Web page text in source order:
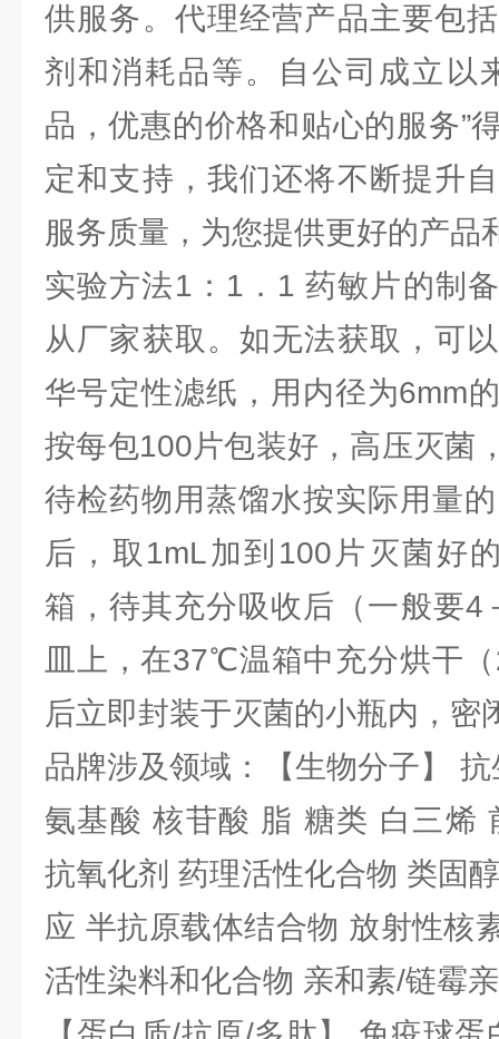
供服务。代理经营产品主要包
剂和消耗品等。自公司成立以
品，优惠的价格和贴心的服务”
定和支持，我们还将不断提升
服务质量，为您提供更好的产品
实验方法1：1．1 药敏片的制
从厂家获取。如无法获取，可
华号定性滤纸，用内径为6mm
按每包100片包装好，高压灭菌
待检药物用蒸馏水按实际用量
后，取1mL加到100片灭菌好
箱，待其充分吸收后（一般要4
皿上，在37℃温箱中充分烘干
后立即封装于灭菌的小瓶内，密
品牌涉及领域：【生物分子】
氨基酸 核苷酸 脂 糖类 白三烯
抗氧化剂 药理活性化合物 类固
应 半抗原载体结合物 放射性核
活性染料和化合物 亲和素/链霉